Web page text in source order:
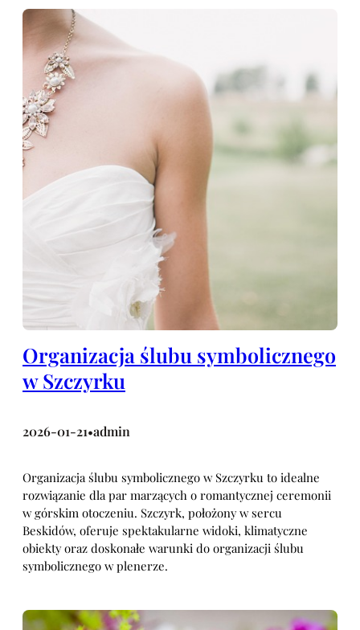
Organizacja ślubu symbolicznego
w Szczyrku
2026-01-21•admin
Organizacja ślubu symbolicznego w Szczyrku to idealne
rozwiązanie dla par marzących o romantycznej ceremonii
w górskim otoczeniu. Szczyrk, położony w sercu
Beskidów, oferuje spektakularne widoki, klimatyczne
obiekty oraz doskonałe warunki do organizacji ślubu
symbolicznego w plenerze.